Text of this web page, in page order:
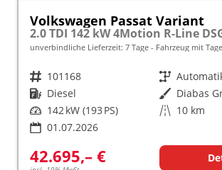
Volkswagen Passat Variant
unverbindliche Lieferzeit: 7 Tage Fahrzeug mit
Fahrzeugnr. 101168 Getriebe
Kraftstoff Diesel Außenfarbe Diabas
Leistung 142 kW (193 PS) Kilometerstand 10 km
01.07.2026
42.695,– €